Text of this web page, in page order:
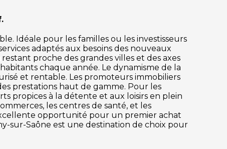
Idéale pour les familles ou les investisseurs
adaptés aux besoins des nouveaux
proche des grandes villes et des axes
chaque année. Le dynamisme de la
et rentable. Les promoteurs immobiliers
prestations haut de gamme. Pour les
propices à la détente et aux loisirs en plein
les centres de santé, et les
opportunité pour un premier achat
sur-Saône est une destination de choix pour